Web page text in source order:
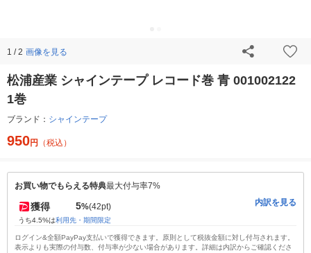
1 / 2 画像を見る
松浦産業 シャインテープ レコード巻 青 001002122
1巻
ブランド： シャインテープ
950円 （税込）
お買い物でもらえる特典最大付与率7%
獲得 5%(42pt)
うち4.5%は利用先・期間限定
内訳を見る
ログイン&全額PayPay支払いで獲得できます。原則として税抜金額に対し付与されます。
表示よりも実際の付与数、付与率が少ない場合があります。詳細は内訳からご確認くださ